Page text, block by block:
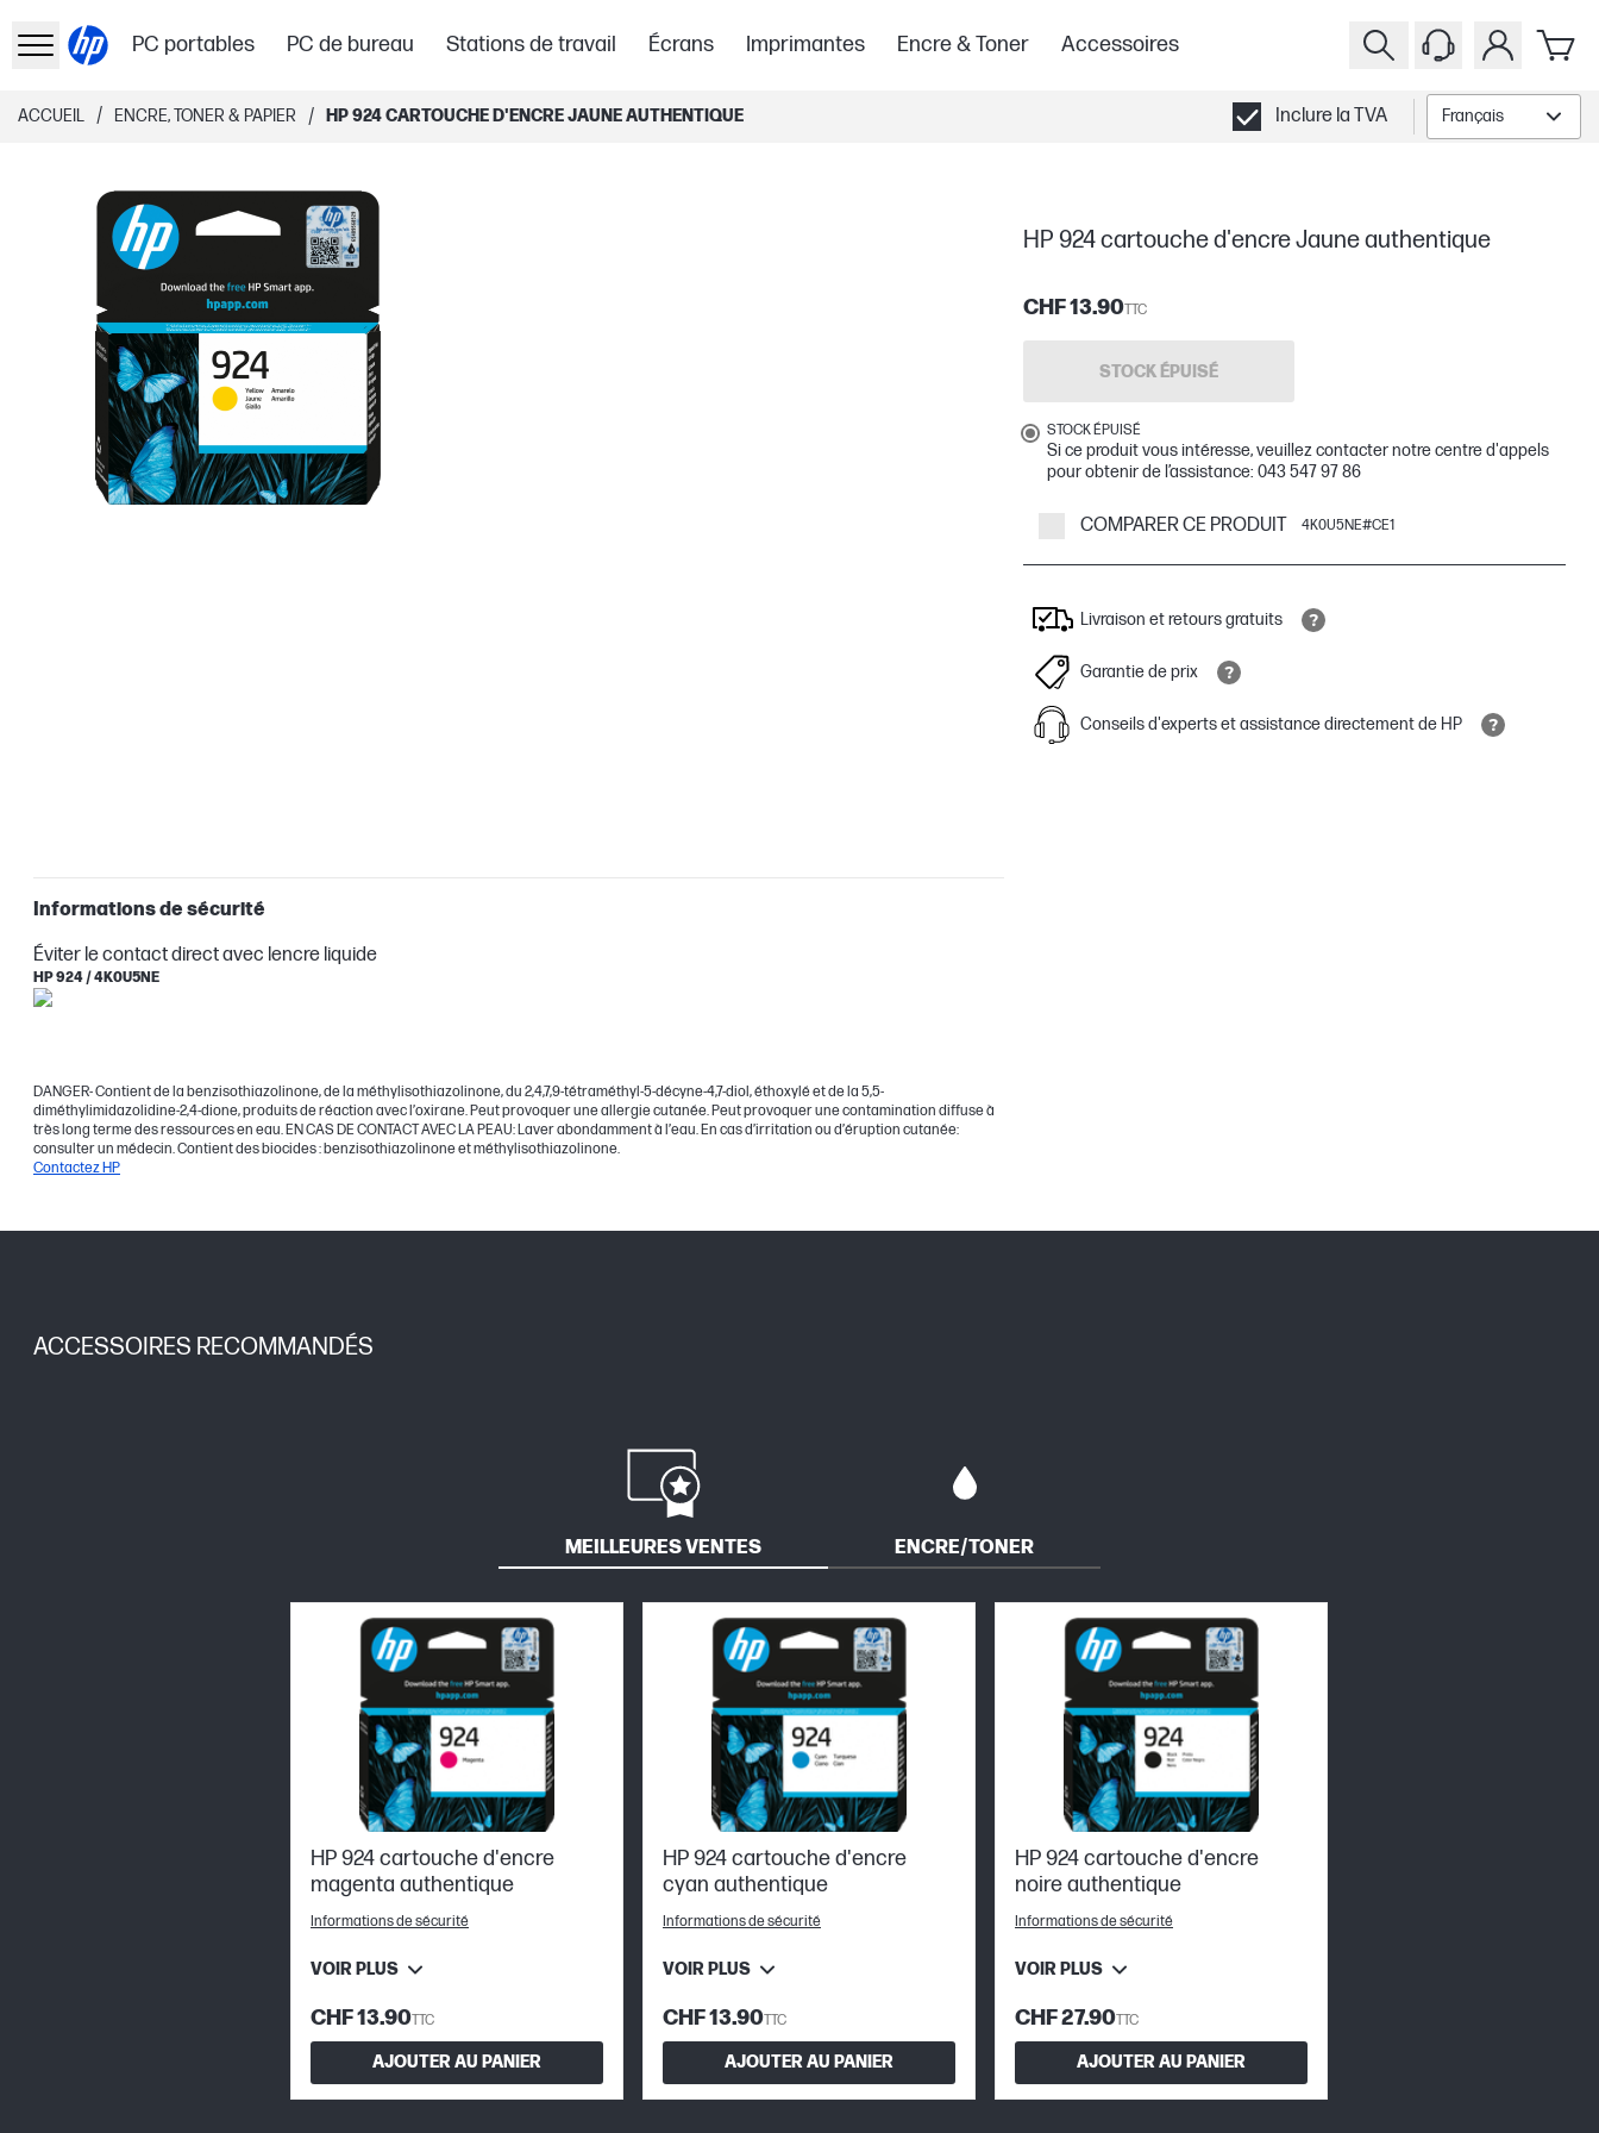
PC portables PC de bureau Stations de travail Écrans Imprimantes Encre & Toner Accessoires
ACCUEIL / ENCRE, TONER & PAPIER / HP 924 CARTOUCHE D'ENCRE JAUNE AUTHENTIQUE Inclure la TVA Français
HP 924 cartouche d'encre Jaune authentique
CHF 13.90TTC
STOCK ÉPUISÉ
STOCK ÉPUISÉ
Si ce produit vous intéresse, veuillez contacter notre centre d'appels
pour obtenir de l’assistance: 043 547 97 86
COMPARER CE PRODUIT 4K0U5NE#CE1
Livraison et retours gratuits
Garantie de prix
Conseils d'experts et assistance directement de HP
Informations de sécurité
Éviter le contact direct avec lencre liquide
HP 924 / 4K0U5NE
DANGER- Contient de la benzisothiazolinone, de la méthylisothiazolinone, du 2,4,7,9-tétraméthyl-5-décyne-4,7-diol, éthoxylé et de la 5,5-
diméthylimidazolidine-2,4-dione, produits de réaction avec l’oxirane. Peut provoquer une allergie cutanée. Peut provoquer une contamination diffuse à
très long terme des ressources en eau. EN CAS DE CONTACT AVEC LA PEAU: Laver abondamment à l’eau. En cas d’irritation ou d’éruption cutanée:
consulter un médecin. Contient des biocides : benzisothiazolinone et méthylisothiazolinone.
Contactez HP
ACCESSOIRES RECOMMANDÉS
MEILLEURES VENTES ENCRE/TONER
HP 924 cartouche d'encre
magenta authentique
Informations de sécurité
VOIR PLUS
CHF 13.90TTC
AJOUTER AU PANIER
HP 924 cartouche d'encre
cyan authentique
Informations de sécurité
VOIR PLUS
CHF 13.90TTC
AJOUTER AU PANIER
HP 924 cartouche d'encre
noire authentique
Informations de sécurité
VOIR PLUS
CHF 27.90TTC
AJOUTER AU PANIER